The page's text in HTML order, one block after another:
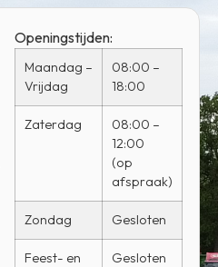
Openingstijden:
Maandag –
Vrijdag
08:00 –
18:00
Zaterdag
08:00 –
12:00
(op
afspraak)
Zondag Gesloten
Feest- en
Gesloten